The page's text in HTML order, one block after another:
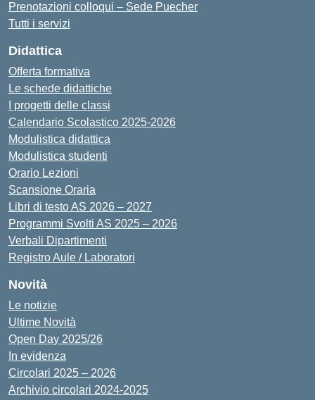
Prenotazioni colloqui – Sede Puecher
Tutti i servizi
Didattica
Offerta formativa
Le schede didattiche
I progetti delle classi
Calendario Scolastico 2025-2026
Modulistica didattica
Modulistica studenti
Orario Lezioni
Scansione Oraria
Libri di testo AS 2026 – 2027
Programmi Svolti AS 2025 – 2026
Verbali Dipartimenti
Registro Aule / Laboratori
Novità
Le notizie
Ultime Novità
Open Day 2025/26
In evidenza
Circolari 2025 – 2026
Archivio circolari 2024-2025